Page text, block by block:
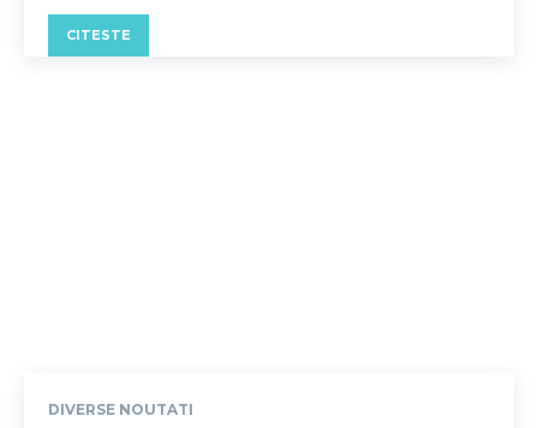
CITESTE
DIVERSE NOUTATI